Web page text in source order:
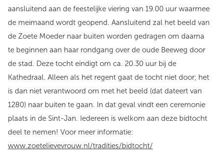
aansluitend aan de feestelijke viering van 19.00 uur waarmee
de meimaand wordt geopend. Aansluitend zal het beeld van
de Zoete Moeder naar buiten worden gedragen om daarna
te beginnen aan haar rondgang over de oude Beeweg door
de stad. Deze tocht eindigt om ca. 20.30 uur bij de
Kathedraal. Alleen als het regent gaat de tocht niet door; het
is dan niet verantwoord om met het beeld (dat dateert van
1280) naar buiten te gaan. In dat geval vindt een ceremonie
plaats in de Sint-Jan. Iedereen is welkom aan deze bidtocht
deel te nemen! Voor meer informatie:
www.zoetelievevrouw.nl/tradities/bidtocht/